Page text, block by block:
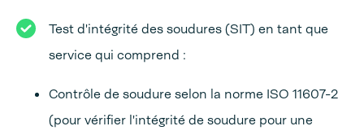
Test d'intégrité des soudures (SIT) en tant que
service qui comprend :
Contrôle de soudure selon la norme ISO 11607-2
(pour vérifier l'intégrité de soudure pour une